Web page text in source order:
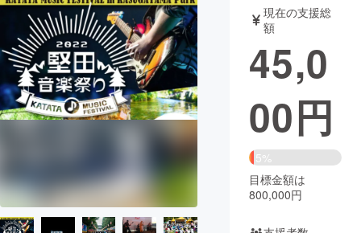
アート・写真 音楽
テクノロジー・ガジェット ゲーム・
映像・映画 書籍・雑誌
チャレンジ
まちづくり・地域活性化
現在の支援総
額
45,0
00円
5%
目標金額は
800,000円